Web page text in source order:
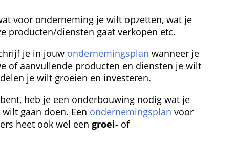
voor onderneming je wilt opzetten, wat je
producten/diensten gaat verkopen etc.
je in jouw ondernemingsplan wanneer je
of aanvullende producten en diensten je wilt
je wilt groeien en investeren.
heb je een onderbouwing nodig wat je
gaan doen. Een ondernemingsplan voor
heet ook wel een groei- of